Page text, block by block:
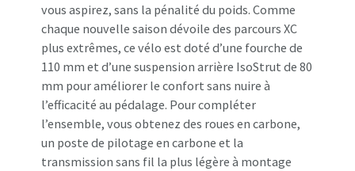
vous aspirez, sans la pénalité du poids. Comme
chaque nouvelle saison dévoile des parcours XC
plus extrêmes, ce vélo est doté d’une fourche de
110 mm et d’une suspension arrière IsoStrut de 80
mm pour améliorer le confort sans nuire à
l’efficacité au pédalage. Pour compléter
l’ensemble, vous obtenez des roues en carbone,
un poste de pilotage en carbone et la
transmission sans fil la plus légère à montage